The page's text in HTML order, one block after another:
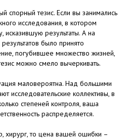
спорный тезис. Если вы занимались
исследования, в котором
исказившую результаты. А на
было принято
погубившее множество жизней,
можно смело вычеркивать.
маловероятна. Над большими
исследовательские коллективы, в
степеней контроля, ваша
распределяется.
хирург, то цена вашей ошибки –